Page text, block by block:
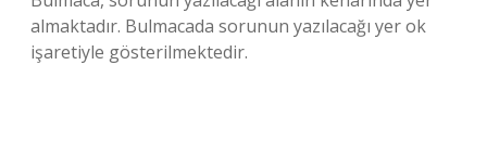
almaktadır. Bulmacada sorunun yazılacağı yer ok
işaretiyle gösterilmektedir.